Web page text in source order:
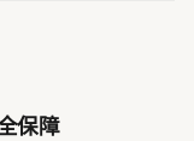
保障